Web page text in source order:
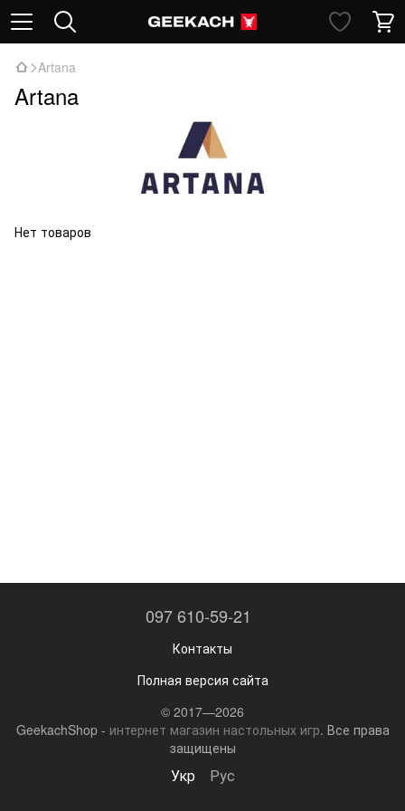
Artana
Artana
Нет товаров
097 610-59-21
Контакты
Полная версия сайта
© 2017—2026
GeekachShop - интернет магазин настольных игр. Все права
защищены
Укр Рус